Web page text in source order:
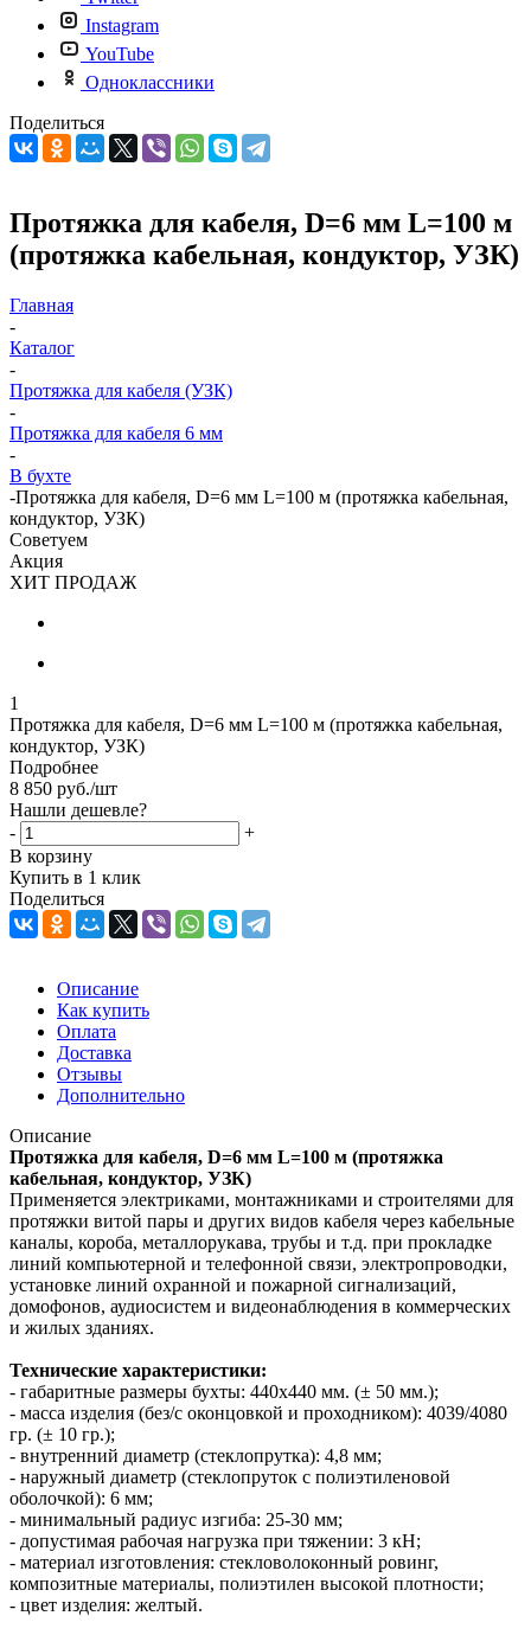
Instagram
YouTube
Одноклассники
Поделиться
Протяжка для кабеля, D=6 мм L=100 м
(протяжка кабельная, кондуктор, УЗК)
Главная
-
Каталог
-
Протяжка для кабеля (УЗК)
-
Протяжка для кабеля 6 мм
-
В бухте
-Протяжка для кабеля, D=6 мм L=100 м (протяжка кабельная,
кондуктор, УЗК)
Советуем
Акция
ХИТ ПРОДАЖ
1
Протяжка для кабеля, D=6 мм L=100 м (протяжка кабельная,
кондуктор, УЗК)
Подробнее
8 850 руб./шт
Нашли дешевле?
-
+
В корзину
Купить в 1 клик
Поделиться
Описание
Как купить
Оплата
Доставка
Отзывы
Дополнительно
Описание
Протяжка для кабеля, D=6 мм L=100 м (протяжка
кабельная, кондуктор, УЗК)
Применяется электриками, монтажниками и строителями для
протяжки витой пары и других видов кабеля через кабельные
каналы, короба, металлорукава, трубы и т.д. при прокладке
линий компьютерной и телефонной связи, электропроводки,
установке линий охранной и пожарной сигнализаций,
домофонов, аудиосистем и видеонаблюдения в коммерческих
и жилых зданиях.
Технические характеристики:
- габаритные размеры бухты: 440х440 мм. (± 50 мм.);
- масса изделия (без/с оконцовкой и проходником): 4039/4080
гр. (± 10 гр.);
- внутренний диаметр (стеклопрутка): 4,8 мм;
- наружный диаметр (стеклопруток с полиэтиленовой
оболочкой): 6 мм;
- минимальный радиус изгиба: 25-30 мм;
- допустимая рабочая нагрузка при тяжении: 3 кН;
- материал изготовления: стекловолоконный ровинг,
композитные материалы, полиэтилен высокой плотности;
- цвет изделия: желтый.